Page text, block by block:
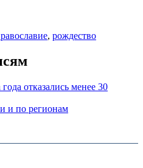
, рождество
отказались менее 30
и по регионам